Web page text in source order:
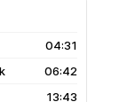
04:31
06:42
13:43